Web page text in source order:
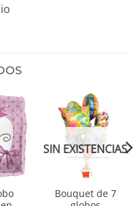
SIN EXISTENCIAS
Bouquet de 7